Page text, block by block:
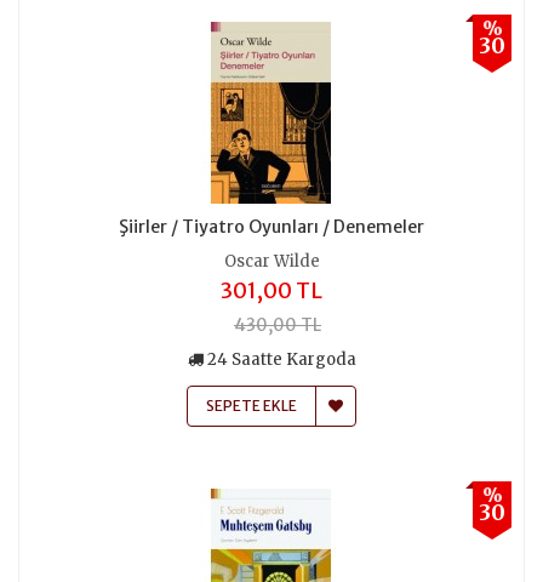
%
30
Şiirler / Tiyatro Oyunları / Denemeler
Oscar Wilde
301,00 TL
430,00 TL
24 Saatte Kargoda
SEPETE EKLE
%
30